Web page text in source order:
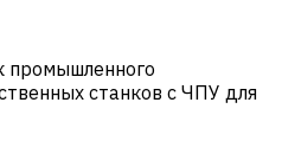
станков с ЧПУ для